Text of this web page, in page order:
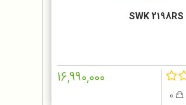
16,990,000